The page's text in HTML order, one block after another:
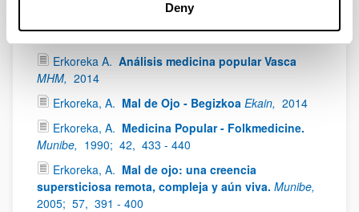
Deny
Folk Medicine
Erkoreka A. Análisis medicina popular Vasca
MHM, 2014
Erkoreka, A. Mal de Ojo - Begizkoa Ekain, 2014
Erkoreka, A. Medicina Popular - Folkmedicine.
Munibe, 1990; 42, 433 - 440
Erkoreka, A. Mal de ojo: una creencia
supersticiosa remota, compleja y aún viva. Munibe,
2005; 57, 391 - 400